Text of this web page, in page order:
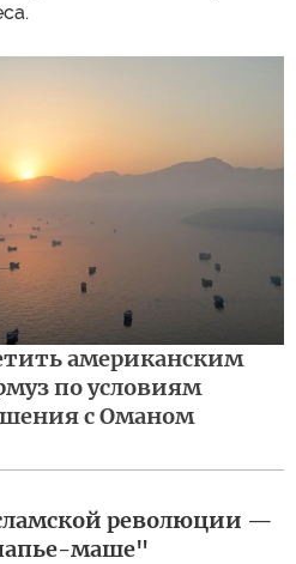
американским
по условиям
с Оманом
революции —
маше"